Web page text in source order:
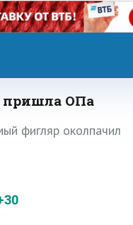
ОПа
фигляр околпачил